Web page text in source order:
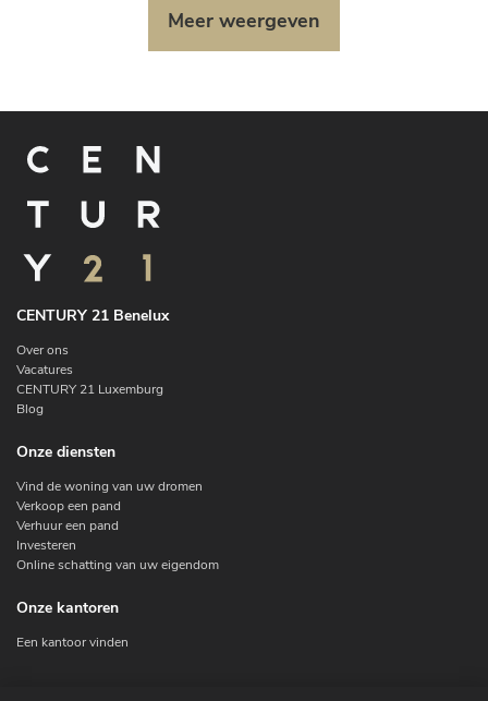
Meer weergeven
CENTURY 21 Benelux
Over ons
Vacatures
CENTURY 21 Luxemburg
Blog
Onze diensten
Vind de woning van uw dromen
Verkoop een pand
Verhuur een pand
Investeren
Online schatting van uw eigendom
Onze kantoren
Een kantoor vinden